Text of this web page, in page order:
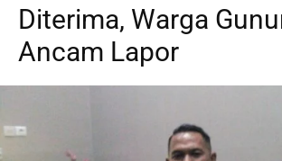
Diterima, Warga
Ancam Lapor